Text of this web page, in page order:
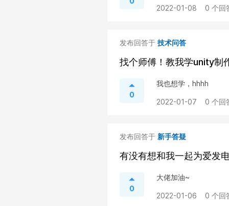
2022-01-08 0 个回
发布回答于 技术问答
找个师傅！教我学unity制
0
我也想学，hhhh
2022-01-07 0 个回
发布回答于 新手答疑
有没有想和我一起为爱发
0
大佬加油~
2022-01-06 0 个回